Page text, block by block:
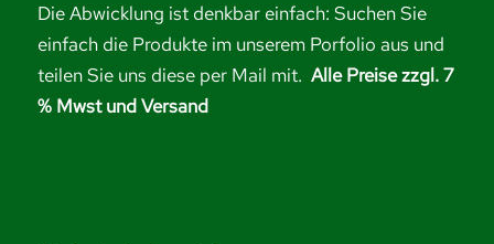
Die Abwicklung ist denkbar einfach: Suchen Sie
einfach die Produkte im unserem Porfolio aus und
teilen Sie uns diese per Mail mit. Alle Preise zzgl. 7
% Mwst und Versand